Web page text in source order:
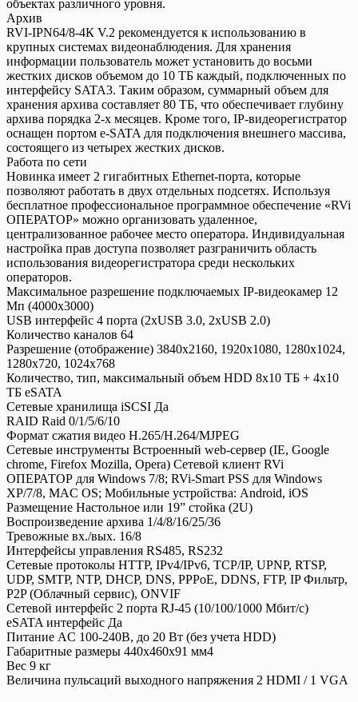
объектах различного уровня.
Архив
RVI-IPN64/8-4К V.2 рекомендуется к использованию в
крупных системах видеонаблюдения. Для хранения
информации пользователь может установить до восьми
жестких дисков объемом до 10 ТБ каждый, подключенных по
интерфейсу SATA3. Таким образом, суммарный объем для
хранения архива составляет 80 ТБ, что обеспечивает глубину
архива порядка 2-х месяцев. Кроме того, IP-видеорегистратор
оснащен портом e-SATA для подключения внешнего массива,
состоящего из четырех жестких дисков.
Работа по сети
Новинка имеет 2 гигабитных Ethernet-порта, которые
позволяют работать в двух отдельных подсетях. Используя
бесплатное профессиональное программное обеспечение «RVi
ОПЕРАТОР» можно организовать удаленное,
централизованное рабочее место оператора. Индивидуальная
настройка прав доступа позволяет разграничить область
использования видеорегистратора среди нескольких
операторов.
Максимальное разрешение подключаемых IP-видеокамер 12
Мп (4000x3000)
USB интерфейс 4 порта (2xUSB 3.0, 2xUSB 2.0)
Количество каналов 64
Разрешение (отображение) 3840x2160, 1920x1080, 1280x1024,
1280x720, 1024x768
Количество, тип, максимальный объем HDD 8x10 ТБ + 4x10
ТБ eSATA
Сетевые хранилища iSCSI Да
RAID Raid 0/1/5/6/10
Формат сжатия видео H.265/H.264/MJPEG
Сетевые инструменты Встроенный web-сервер (IE, Google
chrome, Firefox Mozilla, Opera) Сетевой клиент RVi
ОПЕРАТОР для Windows 7/8; RVi-Smart PSS для Windows
XP/7/8, MAC OS; Мобильные устройства: Android, iОS
Размещение Настольное или 19” стойка (2U)
Воспроизведение архива 1/4/8/16/25/36
Тревожные вх./вых. 16/8
Интерфейсы управления RS485, RS232
Сетевые протоколы HTTP, IPv4/IPv6, TCP/IP, UPNP, RTSP,
UDP, SMTP, NTP, DHCP, DNS, PPPoE, DDNS, FTP, IP Фильтр,
P2P (Облачный сервис), ONVIF
Сетевой интерфейс 2 порта RJ-45 (10/100/1000 Мбит/с)
eSATA интерфейс Да
Питание AC 100-240В, до 20 Вт (без учета HDD)
Габаритные размеры 440x460x91 мм4
Вес 9 кг
Величина пульсаций выходного напряжения 2 HDMI / 1 VGA